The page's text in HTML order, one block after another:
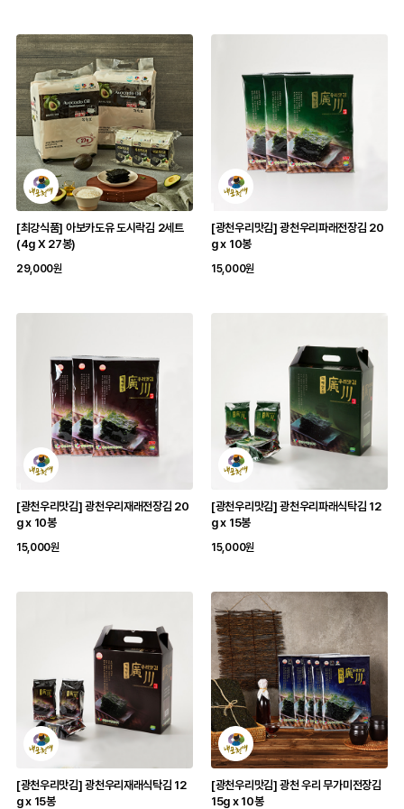
[최강식품] 아보카도유 도시락김 2세트
(4g X 27봉)
29,000원
[광천우리맛김] 광천우리파래전장김 20
g x 10봉
15,000원
[광천우리맛김] 광천우리재래전장김 20
g x 10봉
15,000원
[광천우리맛김] 광천우리파래식탁김 12
g x 15봉
15,000원
[광천우리맛김] 광천우리재래식탁김 12
g x 15봉
[광천우리맛김] 광천 우리 무가미전장김
15g x 10봉